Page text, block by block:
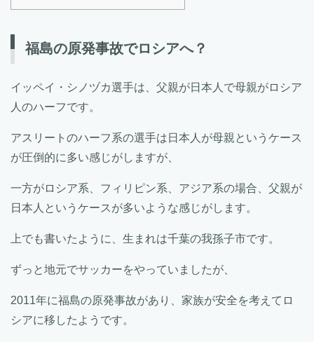
福島の原発事故でロシアへ？
イッペイ・シノヅカ選手は、父親が日本人で母親がロシア
人のハーフです。
アスリートのハーフ系の選手は日本人が母親というケース
が圧倒的に多い感じがしますが、
一方がロシア系、フィリピン系、アジア系の場合、父親が
日本人というケースが多いような感じがします。
上でも書いたように、生まれは千葉の我孫子市です。
ずっと地元でサッカーをやっていましたが、
2011年に福島の原発事故があり、家族が安全を考えてロ
シアに移したようです。